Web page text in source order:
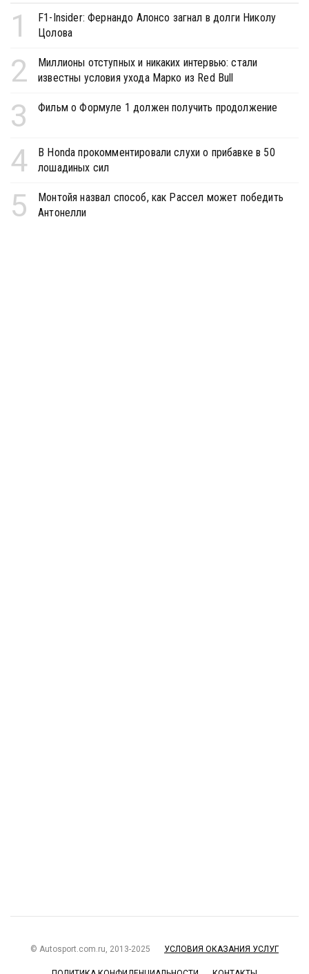
1
F1-Insider: Фернандо Алонсо загнал в долги Николу
Цолова
2
Миллионы отступных и никаких интервью: стали
известны условия ухода Марко из Red Bull
3 Фильм о Формуле 1 должен получить продолжение
4
В Honda прокомментировали слухи о прибавке в 50
лошадиных сил
5
Монтойя назвал способ, как Рассел может победить
Антонелли
© Autosport.com.ru, 2013-2025 УСЛОВИЯ ОКАЗАНИЯ УСЛУГ